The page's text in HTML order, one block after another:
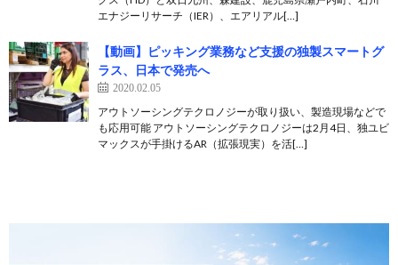
エナジーリサーチ（IER）、エアリアル[…]
【動画】ピッキング業務など支援の独製スマートグ
ラス、日本で発売へ
2020.02.05
アウトソーシングテクロノジーが取り扱い、製造現場などで
も応用可能 アウトソーシングテクロノジーは2月4日、独ユビ
マックスが手掛けるAR（拡張現実）を活[…]